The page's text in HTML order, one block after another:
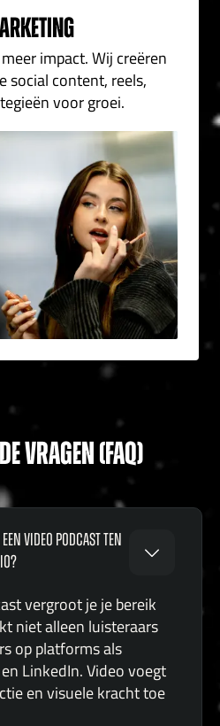
impact. Wij creëren
social content, reels,
voor groei.
VRAGEN (FAQ)
VIDEO PODCAST TEN
vergroot je je bereik
niet alleen luisteraars
op platforms als
LinkedIn. Video voegt
en visuele kracht toe